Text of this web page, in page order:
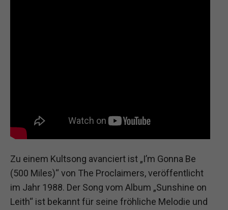
Zu einem Kultsong avanciert ist „I’m Gonna Be
(500 Miles)“ von The Proclaimers, veröffentlicht
im Jahr 1988. Der Song vom Album „Sunshine on
Leith“ ist bekannt für seine fröhliche Melodie und